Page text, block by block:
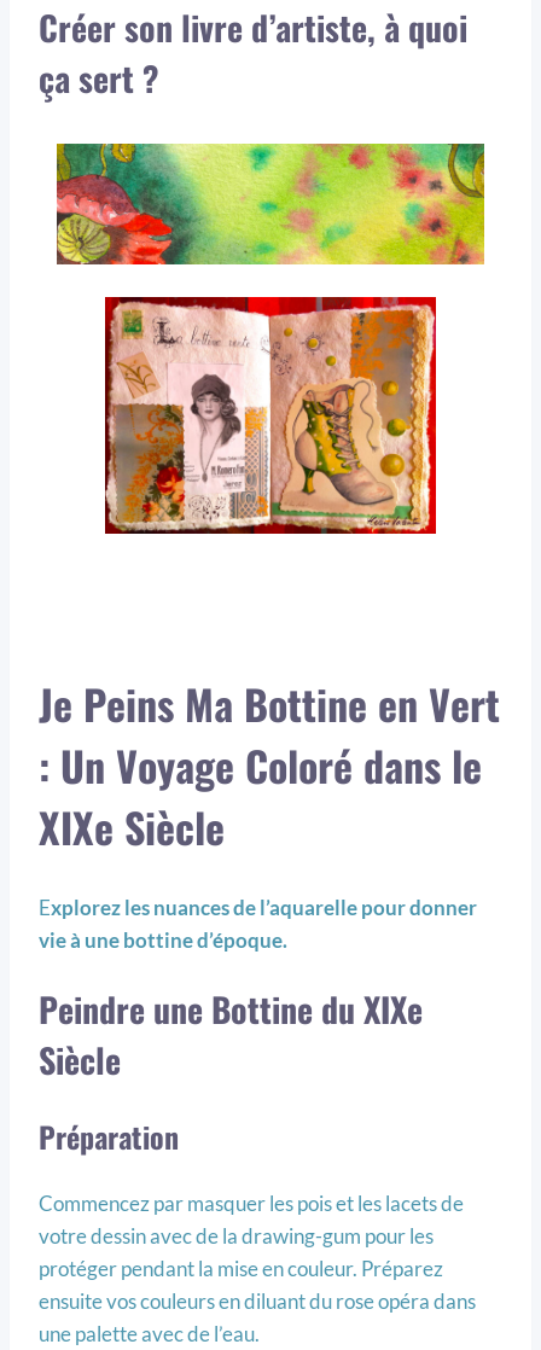
Créer son livre d’artiste, à quoi
ça sert ?
Je Peins Ma Bottine en Vert
: Un Voyage Coloré dans le
XIXe Siècle
Explorez les nuances de l’aquarelle pour donner
vie à une bottine d’époque.
Peindre une Bottine du XIXe
Siècle
Préparation
Commencez par masquer les pois et les lacets de
votre dessin avec de la drawing-gum pour les
protéger pendant la mise en couleur. Préparez
ensuite vos couleurs en diluant du rose opéra dans
une palette avec de l’eau.